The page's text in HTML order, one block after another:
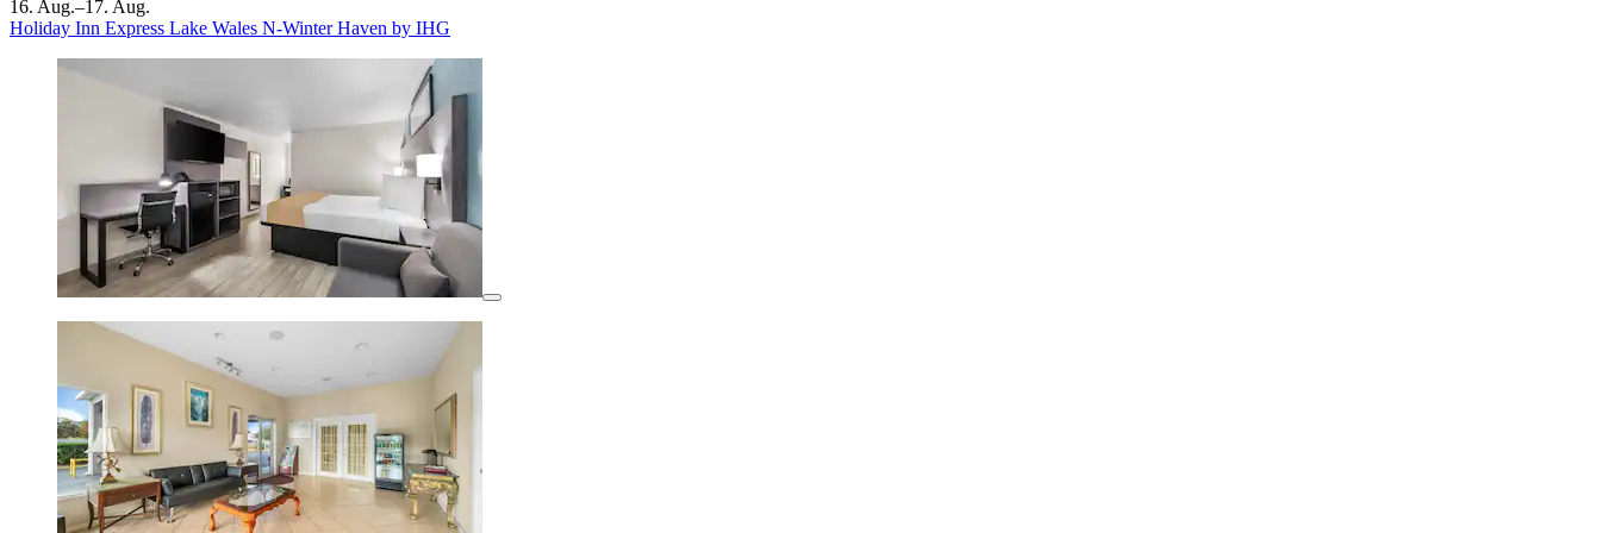
16. Aug.–17. Aug.
Holiday Inn Express Lake Wales N-Winter Haven by IHG